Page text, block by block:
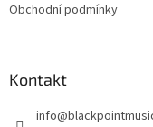
Obchodní podmínky
Kontakt
info@